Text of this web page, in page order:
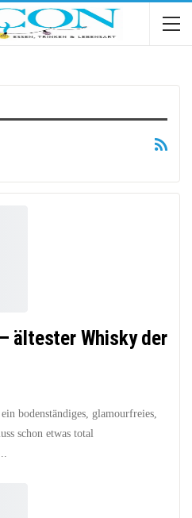
ältester Whisky der
bodenständiges, glamourfreies,
schon etwas total